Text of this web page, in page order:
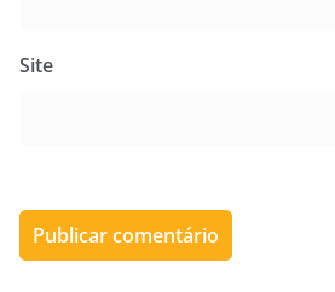
Site